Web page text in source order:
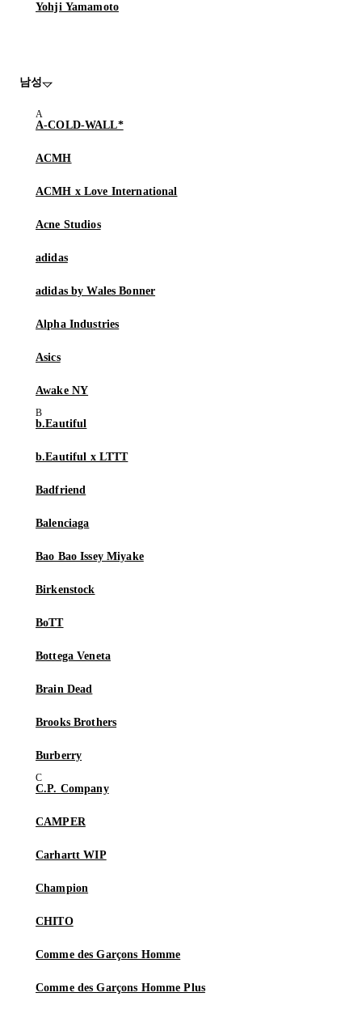
Yohji Yamamoto
남성
A-COLD-WALL*
ACMH
ACMH x Love International
Acne Studios
adidas
adidas by Wales Bonner
Alpha Industries
Asics
Awake NY
b.Eautiful
b.Eautiful x LTTT
Badfriend
Balenciaga
Bao Bao Issey Miyake
Birkenstock
BoTT
Bottega Veneta
Brain Dead
Brooks Brothers
Burberry
C.P. Company
CAMPER
Carhartt WIP
Champion
CHITO
Comme des Garçons Homme
Comme des Garçons Homme Plus